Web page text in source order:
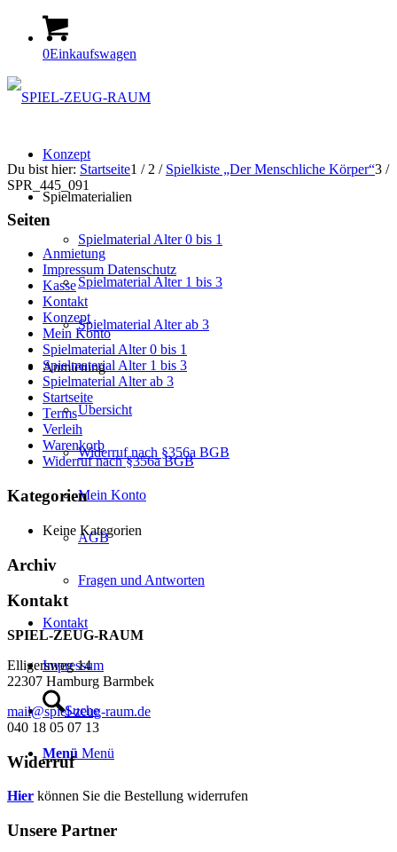
0Einkaufswagen
Konzept
Spielmaterialien
Spielmaterial Alter 0 bis 1
Spielmaterial Alter 1 bis 3
Spielmaterial Alter ab 3
Anmietung
Übersicht
Widerruf nach §356a BGB
Mein Konto
AGB
Fragen und Antworten
Kontakt
Impressum
Suche
Menü Menü
Du bist hier: Startseite1 / 2 / Spielkiste „Der Menschliche Körper“3 /
SPR_445_091
Seiten
Anmietung
Impressum Datenschutz
Kasse
Kontakt
Konzept
Mein Konto
Spielmaterial Alter 0 bis 1
Spielmaterial Alter 1 bis 3
Spielmaterial Alter ab 3
Startseite
Terms
Verleih
Warenkorb
Widerruf nach §356a BGB
Kategorien
Keine Kategorien
Archiv
Kontakt
SPIEL-ZEUG-RAUM
Elligersweg 14
22307 Hamburg Barmbek
mail@spiel-zeug-raum.de
040 18 05 07 13
Widerruf
Hier können Sie die Bestellung widerrufen
Unsere Partner